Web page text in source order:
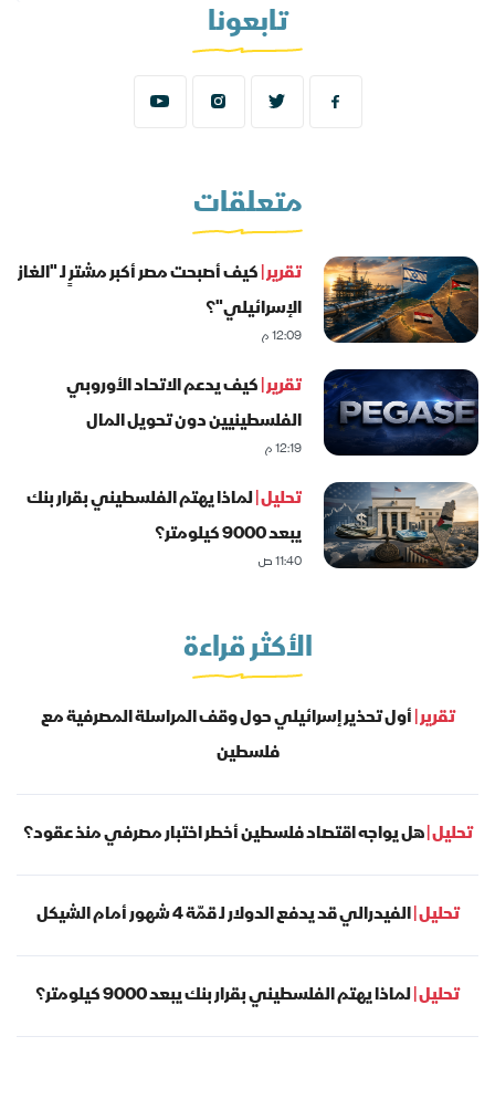
تابعونا
متعلقات
تقرير |كيف أصبحت مصر أكبر مشترٍ لـ "الغاز
الإسرائيلي"؟
12:09 م
تقرير |كيف يدعم الاتحاد الأوروبي
الفلسطينيين دون تحويل المال
للحكومة؟
12:19 م
تحليل |لماذا يهتم الفلسطيني بقرار بنك
يبعد 9000 كيلومتر؟
11:40 ص
الأكثر قراءة
تقرير |أول تحذير إسرائيلي حول وقف المراسلة المصرفية مع
فلسطين
تحليل |هل يواجه اقتصاد فلسطين أخطر اختبار مصرفي منذ عقود؟
تحليل |الفيدرالي قد يدفع الدولار لـ قمّة 4 شهور أمام الشيكل
تحليل |لماذا يهتم الفلسطيني بقرار بنك يبعد 9000 كيلومتر؟